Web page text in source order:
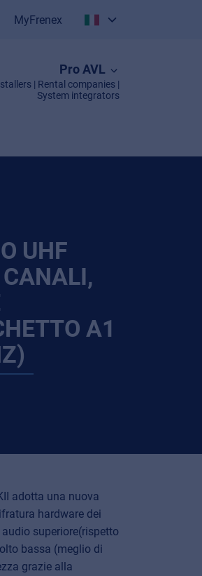
MyFrenex
English
Pro AVL
| Rental companies |
System integrators
UHF
A1
adotta una nuova
hardware dei
superiore(rispetto
bassa (meglio di
grazie alla